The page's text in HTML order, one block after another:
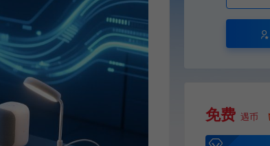
免费 遇币